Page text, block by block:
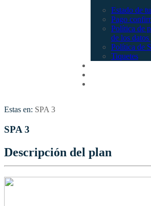
Estado de
Pago
Política de
de los datos
Política de
Tiquetes
Estas en: SPA 3
SPA 3
Descripción del plan